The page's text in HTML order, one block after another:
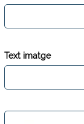
Text imatge